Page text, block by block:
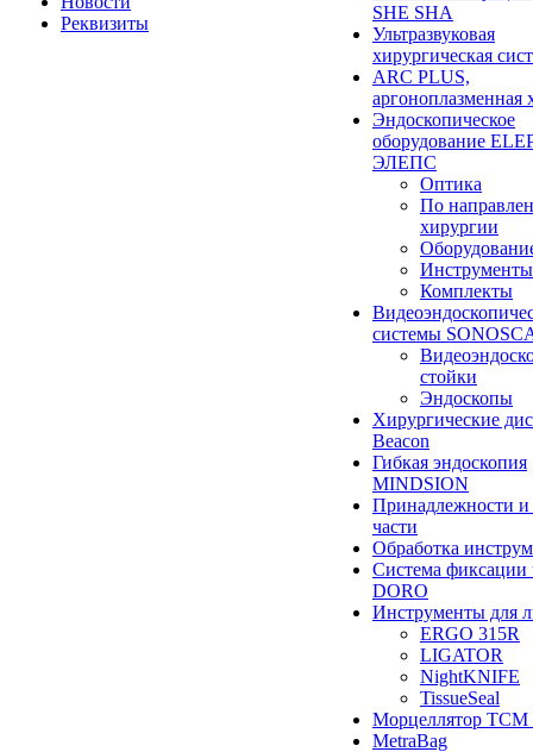
Реквизиты
SHE SHA
Ультразвуковая
хирургическая
ARC PLUS,
аргоноплазменная
Эндоскопическое
оборудование
ЭЛЕПС
Оптика
По
хирургии
Инструменты
Комплекты
системы
стойки
Эндоскопы
Хирургические
Beacon
Гибкая эндоскопия
MINDSION
Принадлежности и
части
Обработка
Система фиксации
DORO
Инструменты для
ERGO 315R
LIGATOR
NightKNIFE
TissueSeal
Морцеллятор ТСМ
MetraBag